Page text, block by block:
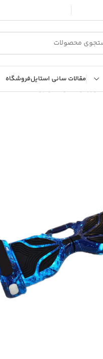
مقالات سانی استایلفروشگاه
/ورزش های سواری/اسکیت،